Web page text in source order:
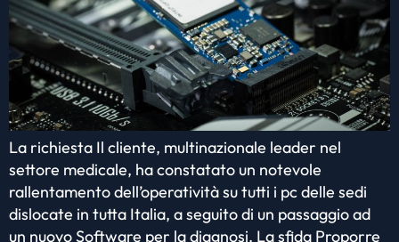
La richiesta Il cliente, multinazionale leader nel
settore medicale, ha constatato un notevole
rallentamento dell’operatività su tutti i pc delle sedi
dislocate in tutta Italia, a seguito di un passaggio ad
un nuovo Software per la diagnosi. La sfida Proporre